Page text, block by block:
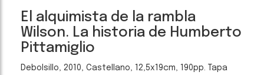
El alquimista de la rambla
Wilson. La historia de Humberto
Pittamiglio
Debolsillo, 2010, Castellano, 12,5x19cm, 190pp. Tapa